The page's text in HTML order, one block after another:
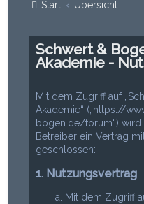
Start Übersicht
Schwert &
Akademie -
Mit dem Zugriff auf
Akademie“ („https://
bogen.de/forum“)
Betreiber ein Vertrag
geschlossen:
1. Nutzungsvertrag
Mit dem Zugriff